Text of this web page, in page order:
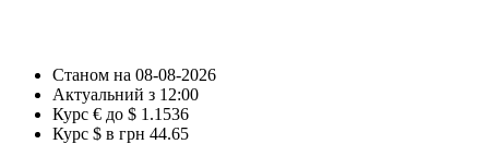
Станом на 08-08-2026
Актуальний з 12:00
Курс € до $ 1.1536
Курс $ в грн 44.65